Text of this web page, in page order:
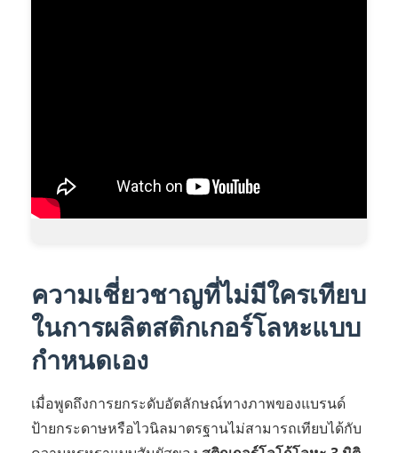
ความเชี่ยวชาญที่ไม่มีใครเทียบ
ในการผลิตสติกเกอร์โลหะแบบ
กำหนดเอง
เมื่อพูดถึงการยกระดับอัตลักษณ์ทางภาพของแบรนด์
ป้ายกระดาษหรือไวนิลมาตรฐานไม่สามารถเทียบได้กับ